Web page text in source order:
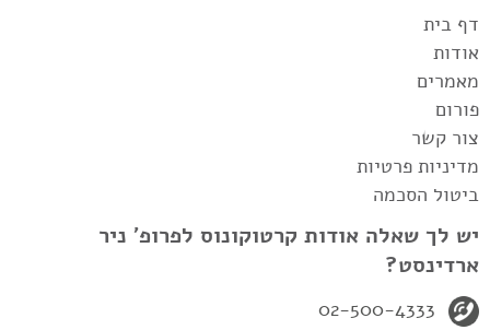
דף בית
אודות
מאמרים
פורום
צור קשר
מדיניות פרטיות
ביטול הסכמה
יש לך שאלה אודות קרטוקונוס לפרופ' ניר
ארדינסט?
02-500-4333